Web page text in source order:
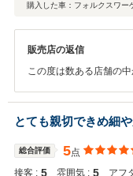
購入した車：フォルクスワ
販売店の返信
この度は数ある店舗の
ます。今後お困り事か
で、どうぞよろしくお願
とても親切できめ細
総合評価 5点
接客 : 5 雰囲気 : 5 アフ